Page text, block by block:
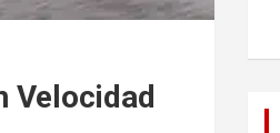
Velocidad